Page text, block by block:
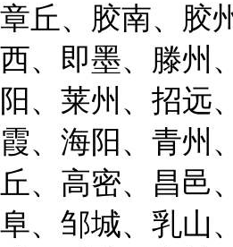
章丘、胶南、胶
西、即墨、滕州
阳、莱州、招远
霞、海阳、青州
丘、高密、昌邑
阜、邹城、乳山